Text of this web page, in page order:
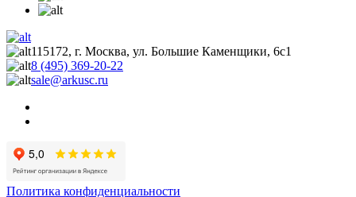
115172, г. Москва, ул. Большие Каменщики, 6с1
8 (495) 369-20-22
sale@arkusc.ru
Политика конфиденциальности